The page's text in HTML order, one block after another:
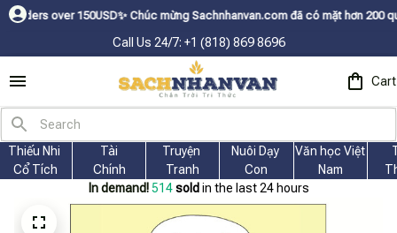
150USDㅤ✨Chúc mừng Sachnhanvan.com đã có mặt hơn 200 quốc gia
Call Us 24/7: +1 (818) 869 8696
Cart
Thiếu Nhi
Cổ Tích
Tài
Chính
Truyện
Tranh
Nuôi Dạy
Con
Văn học Việt
Nam
In demand! 518 sold in the last 24 hours